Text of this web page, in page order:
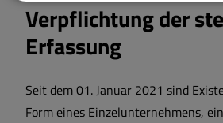
Verpflichtung der
Erfassung
Seit dem 01. Januar 2021 sind
Form eines Einzelunternehmens,